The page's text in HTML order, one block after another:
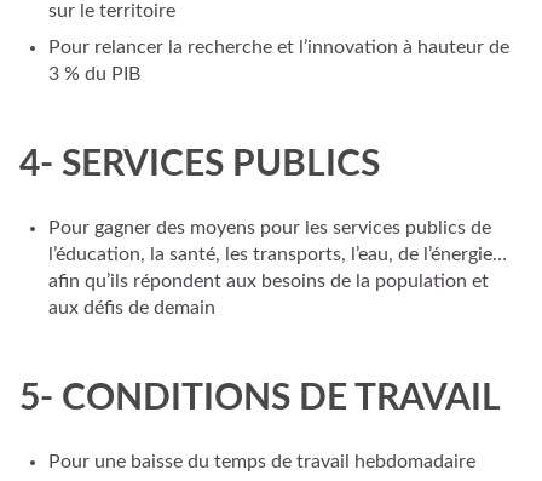
sur le territoire
Pour relancer la recherche et l’innovation à hauteur de
3 % du PIB
4- SERVICES PUBLICS
Pour gagner des moyens pour les services publics de
l’éducation, la santé, les transports, l’eau, de l’énergie…
afin qu’ils répondent aux besoins de la population et
aux défis de demain
5- CONDITIONS DE TRAVAIL
Pour une baisse du temps de travail hebdomadaire